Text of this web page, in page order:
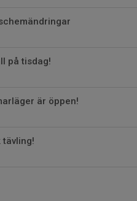
på tisdag!
är öppen!